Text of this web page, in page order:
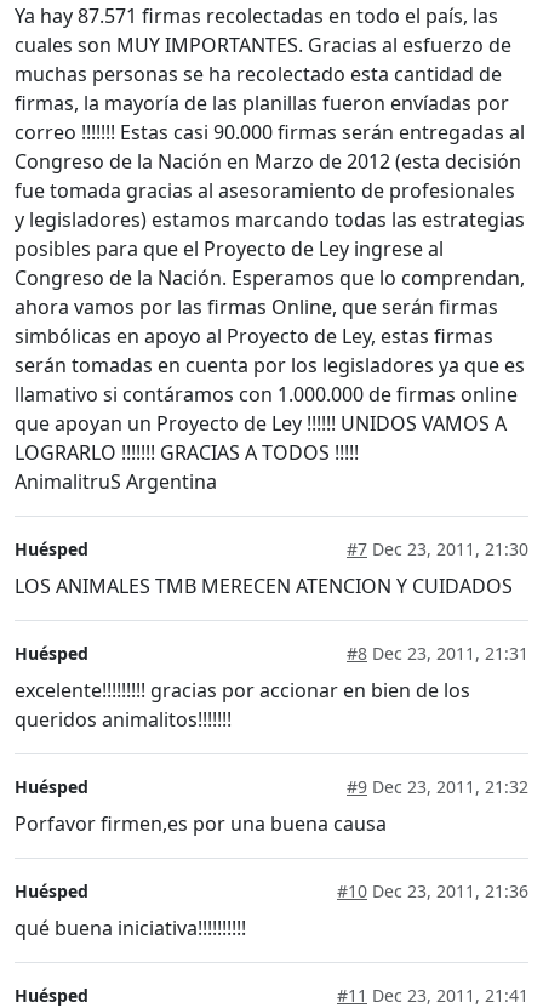
Ya hay 87.571 firmas recolectadas en todo el país, las
cuales son MUY IMPORTANTES. Gracias al esfuerzo de
muchas personas se ha recolectado esta cantidad de
firmas, la mayoría de las planillas fueron envíadas por
correo !!!!!!! Estas casi 90.000 firmas serán entregadas al
Congreso de la Nación en Marzo de 2012 (esta decisión
fue tomada gracias al asesoramiento de profesionales
y legisladores) estamos marcando todas las estrategias
posibles para que el Proyecto de Ley ingrese al
Congreso de la Nación. Esperamos que lo comprendan,
ahora vamos por las firmas Online, que serán firmas
simbólicas en apoyo al Proyecto de Ley, estas firmas
serán tomadas en cuenta por los legisladores ya que es
llamativo si contáramos con 1.000.000 de firmas online
que apoyan un Proyecto de Ley !!!!!! UNIDOS VAMOS A
LOGRARLO !!!!!!! GRACIAS A TODOS !!!!!
AnimalitruS Argentina
Huésped #7 Dec 23, 2011, 21:30
LOS ANIMALES TMB MERECEN ATENCION Y CUIDADOS
Huésped #8 Dec 23, 2011, 21:31
excelente!!!!!!!!! gracias por accionar en bien de los
queridos animalitos!!!!!!!
Huésped #9 Dec 23, 2011, 21:32
Porfavor firmen,es por una buena causa
Huésped #10 Dec 23, 2011, 21:36
qué buena iniciativa!!!!!!!!!!
Huésped #11 Dec 23, 2011, 21:41